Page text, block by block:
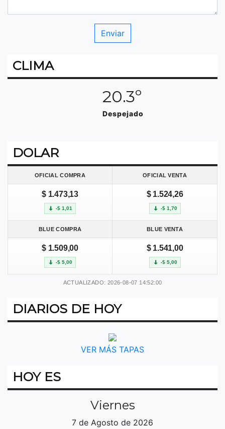
CLIMA
20.3º
Despejado
DOLAR
OFICIAL COMPRA OFICIAL VENTA
$ 1.473,13
-$ 1,01
$ 1.524,26
-$ 1,70
BLUE COMPRA BLUE VENTA
$ 1.509,00
-$ 5,00
$ 1.541,00
-$ 5,00
ACTUALIZADO: 2026-08-07 14:52:00
DIARIOS DE HOY
VER MÁS TAPAS
HOY ES
Viernes
7 de Agosto de 2026